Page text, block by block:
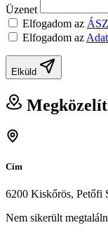
Üzenet
Elfogadom az
Elfogadom az
Elküld
Cím
6200 Kiskőrös, Petőfi
Nem sikerült